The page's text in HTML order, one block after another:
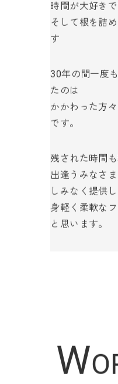
時間が大好き
そして根を詰
す
30年の間一度
たのは
かかわった方
です。
残された時間
出逢うみなさ
しみなく提供し
身軽く柔軟な
と思います。
W